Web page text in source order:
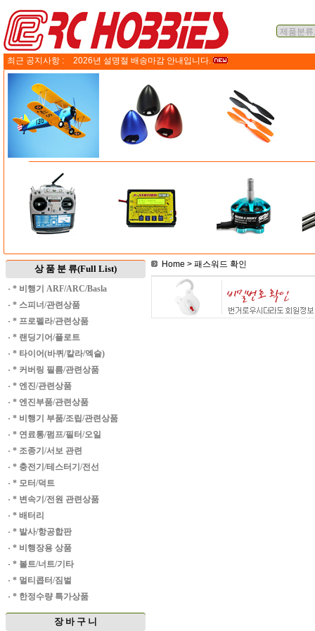
최근 공지사항 : 2026년 설명절 배송마감 안내입니다.
상 품 분 류(Full List)
· * 비행기 ARF/ARC/Basla
· * 스피너/관련상품
· * 프로펠라/관련상품
· * 랜딩기어/플로트
· * 타이어(바퀴/칼라/엑슬)
· * 커버링 필름/관련상품
· * 엔진/관련상품
· * 엔진부품/관련상품
· * 비행기 부품/조립/관련상품
· * 연료통/펌프/필터/오일
· * 조종기/서보 관련
· * 충전기/테스터기/전선
· * 모터/덕트
· * 변속기/전원 관련상품
· * 배터리
· * 발사/항공합판
· * 비행장용 상품
· * 볼트/너트/기타
· * 멀티콥터/짐벌
· * 한정수량 특가상품
장 바 구 니
Home > 패스워드 확인